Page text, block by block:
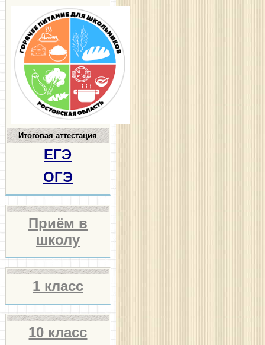
Итоговая аттестация
ЕГЭ
ОГЭ
Приём в
школу
1 класс
10 класс